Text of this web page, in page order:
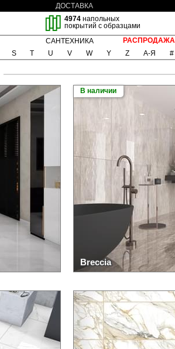
ДОСТАВКА
4974напольных
покрытий с образцами
САНТЕХНИКА
РАСПРОДАЖА
S T U V W Y Z А-Я #
В наличии
Breccia